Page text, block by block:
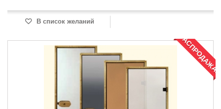
В список желаний
РАСПРОДАЖА!